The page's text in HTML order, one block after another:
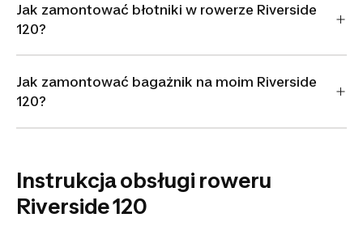
Jak zamontować błotniki w rowerze Riverside
120?
Jak zamontować bagażnik na moim Riverside
120?
Instrukcja obsługi roweru
Riverside 120